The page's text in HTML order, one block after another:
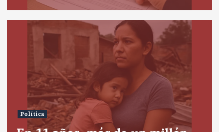
Política